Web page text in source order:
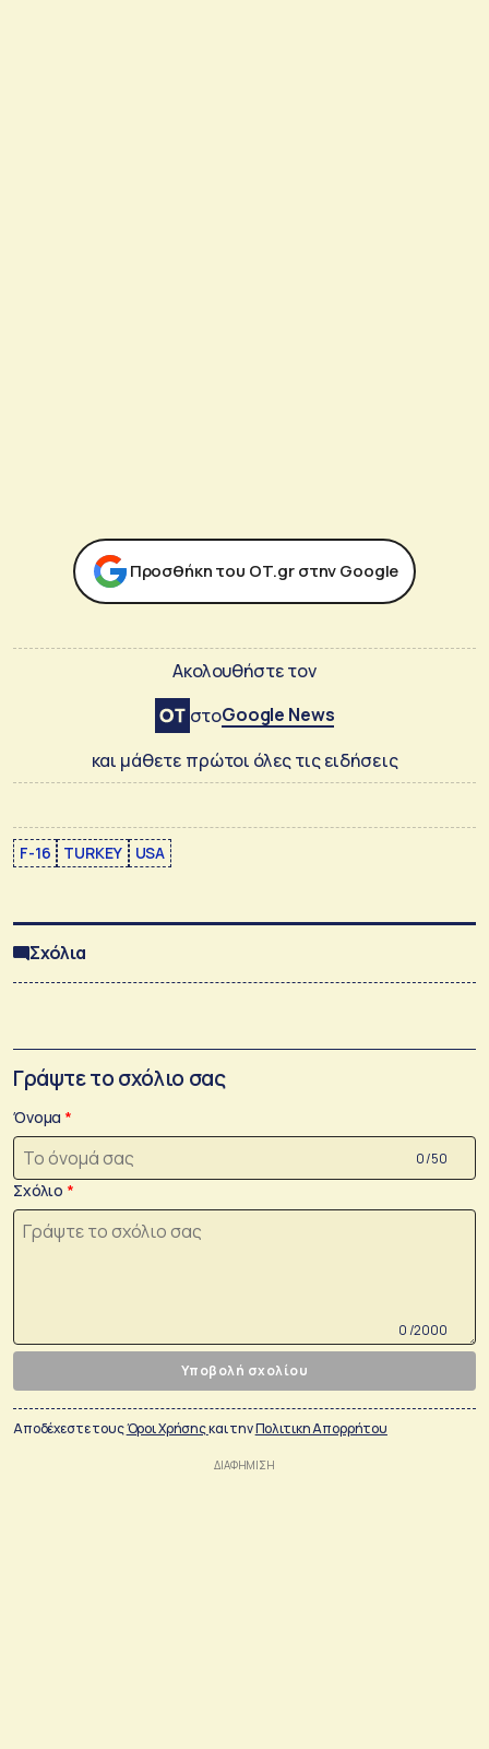
Προσθήκη του ΟΤ.gr στην Google
Ακολουθήστε τον
στοGoogle News
και μάθετε πρώτοι όλες τις ειδήσεις
F-16 TURKEY USA
Σχόλια
Γράψτε το σχόλιο σας
Όνομα
0 /50
Σχόλιο
0 /2000
Υποβολή σχολίου
Αποδέχεστε τουςΌροι Χρήσηςκαι τηνΠολιτικη Απορρήτου